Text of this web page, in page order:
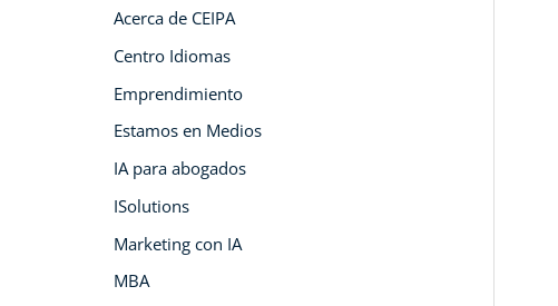
Acerca de CEIPA
Centro Idiomas
Emprendimiento
Estamos en Medios
IA para abogados
ISolutions
Marketing con IA
MBA